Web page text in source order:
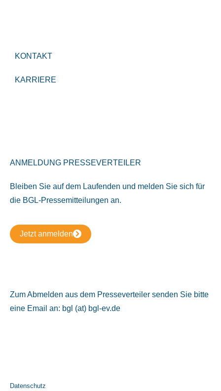
KONTAKT
KARRIERE
ANMELDUNG PRESSEVERTEILER
Bleiben Sie auf dem Laufenden und melden Sie sich für
die BGL-Pressemitteilungen an.
Jetzt anmelden
Zum Abmelden aus dem Presseverteiler senden Sie bitte
eine Email an: bgl (at) bgl-ev.de
Datenschutz